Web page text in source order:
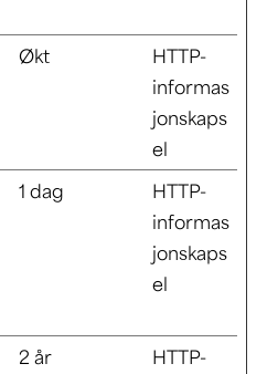
Økt
HTTP-
informas
jonskaps
el
1 dag
HTTP-
informas
jonskaps
el
2 år
HTTP-